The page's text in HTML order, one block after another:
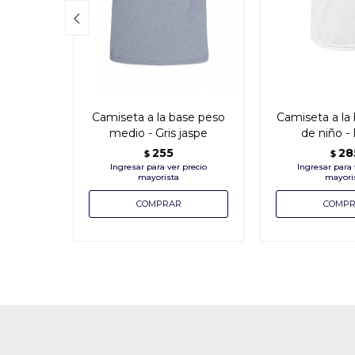
Camiseta a la base peso
medio - Gris jaspe
$ 255
Camiseta a
de niño -
$
